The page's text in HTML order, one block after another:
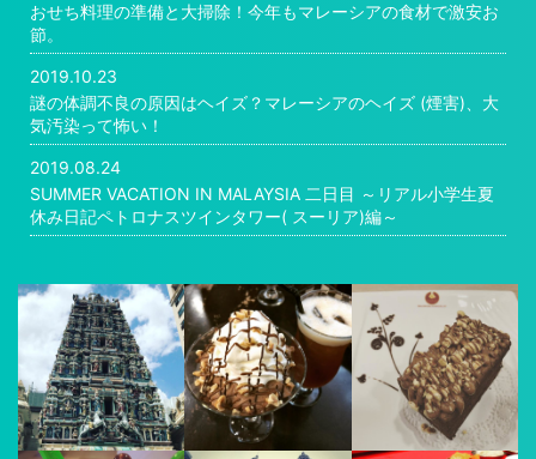
おせち料理の準備と大掃除！今年もマレーシアの食材で激安お
節。
2019.10.23
謎の体調不良の原因はヘイズ？マレーシアのヘイズ (煙害)、大
気汚染って怖い！
2019.08.24
SUMMER VACATION IN MALAYSIA 二日目 ～リアル小学生夏
休み日記ペトロナスツインタワー( スーリア)編～